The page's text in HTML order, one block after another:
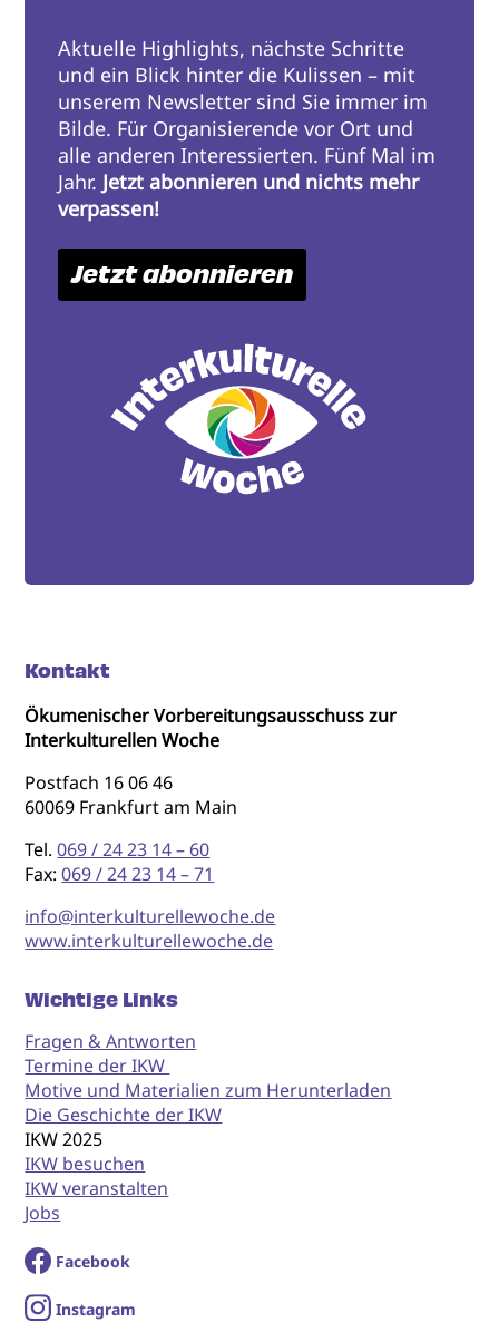
Aktuelle Highlights, nächste Schritte
und ein Blick hinter die Kulissen – mit
unserem Newsletter sind Sie immer im
Bilde. Für Organisierende vor Ort und
alle anderen Interessierten. Fünf Mal im
Jahr. Jetzt abonnieren und nichts mehr
verpassen!
Jetzt abonnieren
Kontakt
Ökumenischer Vorbereitungsausschuss zur
Interkulturellen Woche
Postfach 16 06 46
60069 Frankfurt am Main
Tel.069 / 24 23 14 – 60
Fax:069 / 24 23 14 – 71
info@interkulturellewoche.de
www.interkulturellewoche.de
Wichtige Links
Fragen & Antworten
Termine der IKW
Motive und Materialien zum Herunterladen
Die Geschichte der IKW
IKW 2025
IKW besuchen
IKW veranstalten
Jobs
Facebook
Instagram